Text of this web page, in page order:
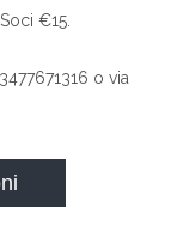
€15.
o via